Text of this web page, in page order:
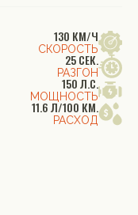
130 КМ/Ч
СКОРОСТЬ
25 СЕК.
РАЗГОН
150 Л.С.
МОЩНОСТЬ
11.6 Л/100 КМ.
РАСХОД